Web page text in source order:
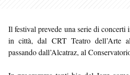
Il festival prevede una serie di
in città, dal CRT Teatro dell’Arte
passando dall’Alcatraz, al